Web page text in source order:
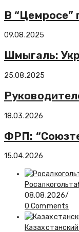
В “Цемросе”
09.08.2025
Шмыгаль:
25.08.2025
18.03.2026
ФРП:
15.04.2026
08.08.2026/
0 Comments